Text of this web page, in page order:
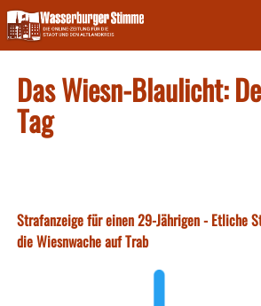
Skip
to
content
Das Wiesn-Blaulicht:
Tag
Strafanzeige für einen 29-Jährigen - Etliche
die Wiesnwache auf Trab